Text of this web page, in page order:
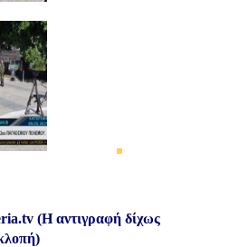
(Η αντιγραφή δίχως